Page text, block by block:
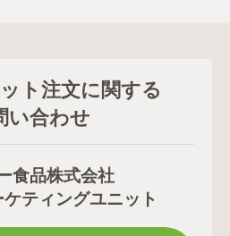
ト注文に関する
い合わせ
食品株式会社
ティングユニット